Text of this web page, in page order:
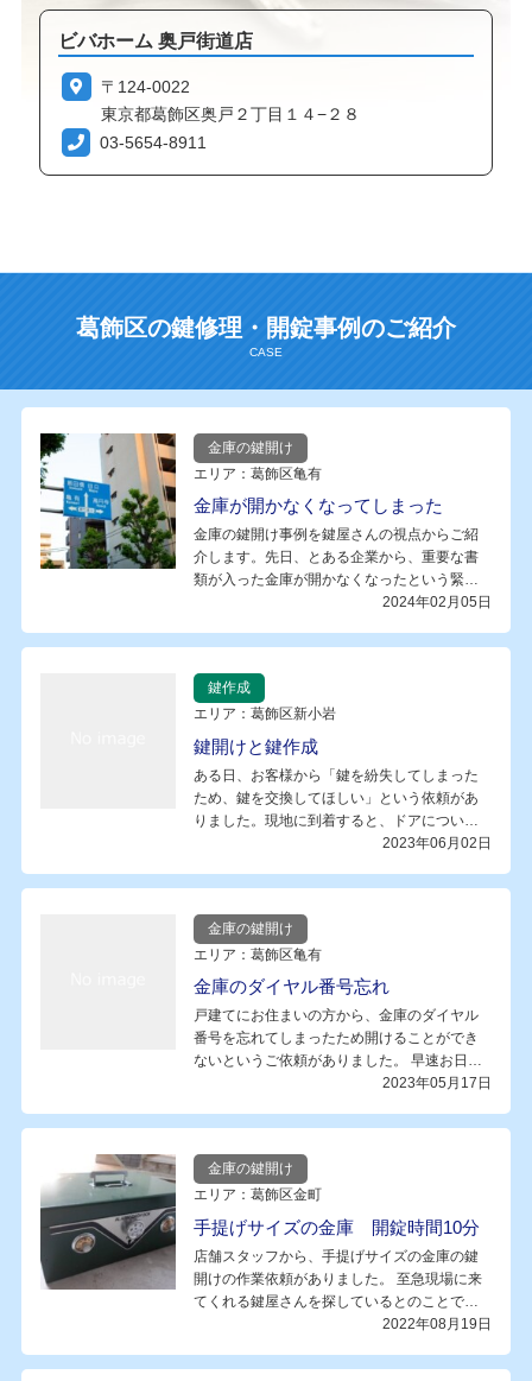
ビバホーム 奥戸街道店
〒124-0022
東京都葛飾区奥戸２丁目１４−２８
03-5654-8911
葛飾区の鍵修理・開錠事例のご紹介
金庫の鍵開け
エリア：葛飾区亀有
金庫が開かなくなってしまった
金庫の鍵開け事例を鍵屋さんの視点からご紹
介します。先日、とある企業から、重要な書
類が入った金庫が開かなくなったという緊
2024年02月05日
鍵作成
エリア：葛飾区新小岩
鍵開けと鍵作成
ある日、お客様から「鍵を紛失してしまった
ため、鍵を交換してほしい」という依頼があ
りました。現地に到着すると、ドアについ
2023年06月02日
金庫の鍵開け
エリア：葛飾区亀有
金庫のダイヤル番号忘れ
戸建てにお住まいの方から、金庫のダイヤル
番号を忘れてしまったため開けることができ
ないというご依頼がありました。 早速お日…
2023年05月17日
金庫の鍵開け
エリア：葛飾区金町
手提げサイズの金庫 開錠時間10分
店舗スタッフから、手提げサイズの金庫の鍵
開けの作業依頼がありました。 至急現場に来
てくれる鍵屋さんを探しているとのことで…
2022年08月19日